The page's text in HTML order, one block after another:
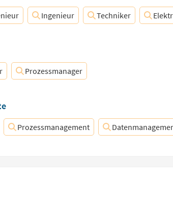
Ingenieur Techniker
Prozessmanager
Prozessmanagement